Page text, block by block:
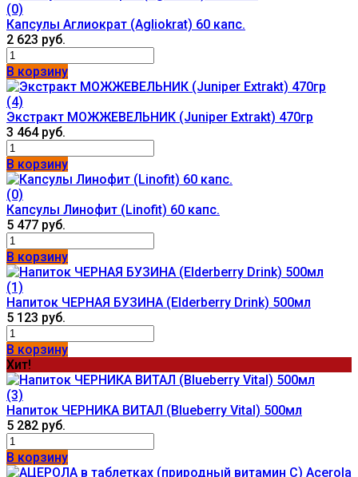
(0)
Капсулы Аглиократ (Agliokrat) 60 капс.
2 623 руб.
В корзину
(4)
Экстракт МОЖЖЕВЕЛЬНИК (Juniper Extrakt) 470гр
3 464 руб.
В корзину
(0)
Капсулы Линофит (Linofit) 60 капс.
5 477 руб.
В корзину
(1)
Напиток ЧЕРНАЯ БУЗИНА (Elderberry Drink) 500мл
5 123 руб.
В корзину
Хит!
(3)
Напиток ЧЕРНИКА ВИТАЛ (Blueberry Vital) 500мл
5 282 руб.
В корзину